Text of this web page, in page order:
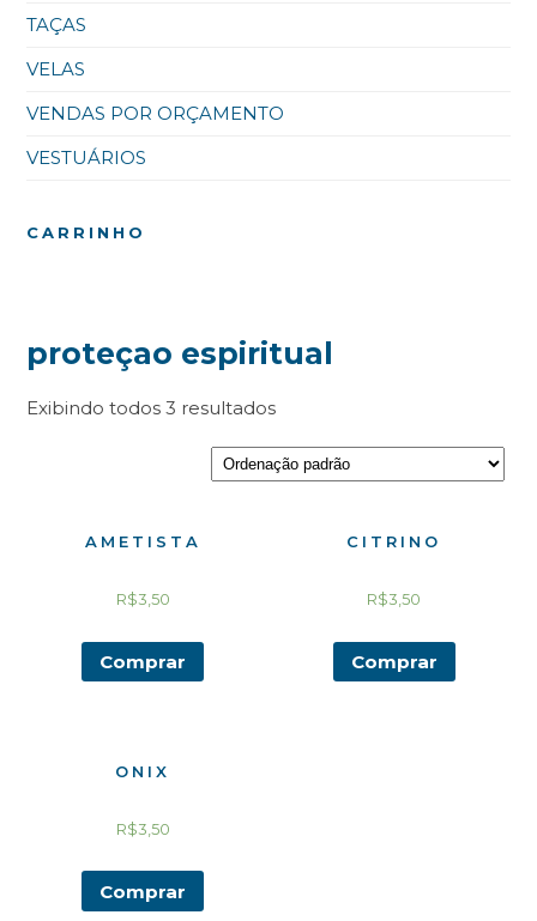
TAÇAS
VELAS
VENDAS POR ORÇAMENTO
VESTUÁRIOS
CARRINHO
proteçao espiritual
Exibindo todos 3 resultados
AMETISTA
R$3,50
Comprar
CITRINO
R$3,50
Comprar
ONIX
R$3,50
Comprar